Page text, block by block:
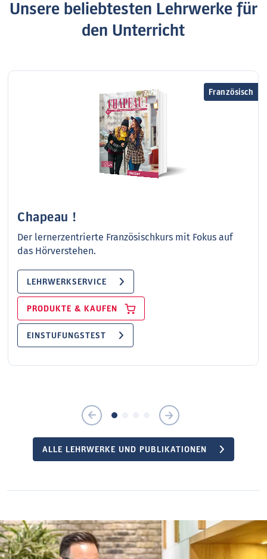
Unsere beliebtesten Lehrwerke für
den Unterricht
Französisch
Chapeau !
Der lernerzentrierte Französischkurs mit Fokus auf
das Hörverstehen.
LEHRWERKSERVICE
PRODUKTE & KAUFEN
EINSTUFUNGSTEST
ALLE LEHRWERKE UND PUBLIKATIONEN